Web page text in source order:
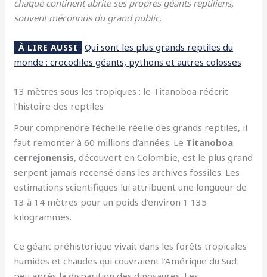
chaque continent abrite ses propres géants reptiliens,
souvent méconnus du grand public.
À LIRE AUSSI
Qui sont les plus grands reptiles du
monde : crocodiles géants, pythons et autres colosses
13 mètres sous les tropiques : le Titanoboa réécrit
l’histoire des reptiles
Pour comprendre l’échelle réelle des grands reptiles, il
faut remonter à 60 millions d’années. Le Titanoboa
cerrejonensis, découvert en Colombie, est le plus grand
serpent jamais recensé dans les archives fossiles. Les
estimations scientifiques lui attribuent une longueur de
13 à 14 mètres pour un poids d’environ 1 135
kilogrammes.
Ce géant préhistorique vivait dans les forêts tropicales
humides et chaudes qui couvraient l’Amérique du Sud